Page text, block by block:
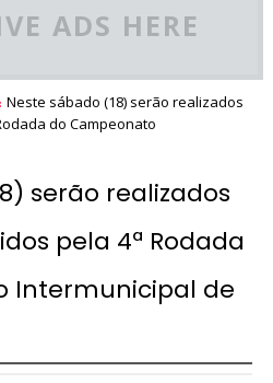
ADS HERE
Neste sábado (18) serão realizados
do Campeonato
serão realizados
pela 4ª Rodada
Intermunicipal de